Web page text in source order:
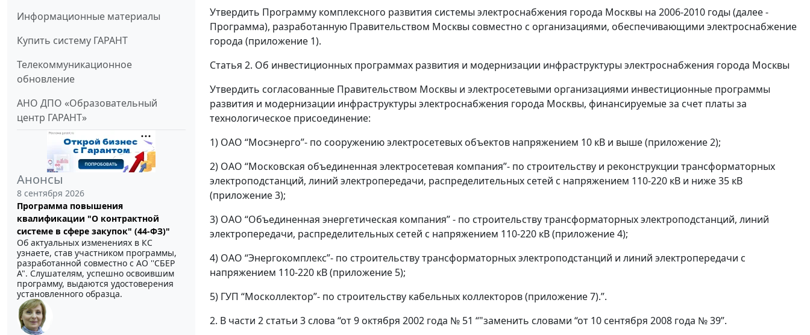
Информационные материалы
Купить систему ГАРАНТ
Телекоммуникационное
обновление
АНО ДПО «Образовательный
центр ГАРАНТ»
Анонсы
8 сентября 2026
Программа повышения
квалификации "О контрактной
системе в сфере закупок" (44-ФЗ)"
Об актуальных изменениях в КС
узнаете, став участником программы,
разработанной совместно с АО ''СБЕР
А". Слушателям, успешно освоившим
программу, выдаются удостоверения
установленного образца.
Утвердить Программу комплексного развития системы электроснабжения города Москвы на 2006-2010 годы (далее -
Программа), разработанную Правительством Москвы совместно с организациями, обеспечивающими электроснабжение
города (приложение 1).
Статья 2. Об инвестиционных программах развития и модернизации инфраструктуры электроснабжения города Москвы
Утвердить согласованные Правительством Москвы и электросетевыми организациями инвестиционные программы
развития и модернизации инфраструктуры электроснабжения города Москвы, финансируемые за счет платы за
технологическое присоединение:
1) ОАО “Мосэнерго”- по сооружению электросетевых объектов напряжением 10 кВ и выше (приложение 2);
2) ОАО “Московская объединенная электросетевая компания”- по строительству и реконструкции трансформаторных
электроподстанций, линий электропередачи, распределительных сетей с напряжением 110-220 кВ и ниже 35 кВ
(приложение 3);
3) ОАО “Объединенная энергетическая компания” - по строительству трансформаторных электроподстанций, линий
электропередачи, распределительных сетей с напряжением 110-220 кВ (приложение 4);
4) ОАО “Энергокомплекс”- по строительству трансформаторных электроподстанций и линий электропередачи с
напряжением 110-220 кВ (приложение 5);
5) ГУП “Москоллектор”- по строительству кабельных коллекторов (приложение 7).”.
2. В части 2 статьи 3 слова “от 9 октября 2002 года № 51 “"заменить словами “от 10 сентября 2008 года № 39”.